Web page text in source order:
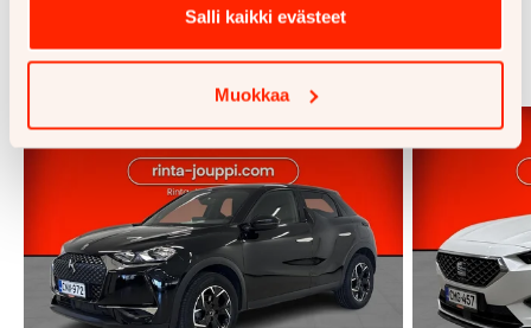
Salli kaikki evästeet
Muokkaa
Samankaltaisia ajoneuvoja
Katso kaikki